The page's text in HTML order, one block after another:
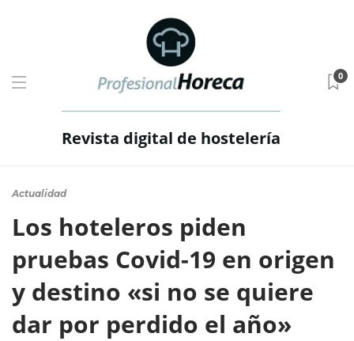
Revista digital de hostelería
0
Actualidad
Los hoteleros piden
pruebas Covid-19 en origen
y destino «si no se quiere
dar por perdido el año»